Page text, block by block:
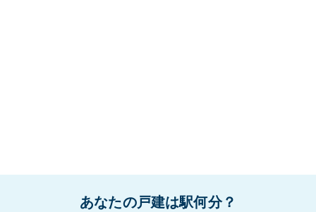
あなたの戸建は駅何分？